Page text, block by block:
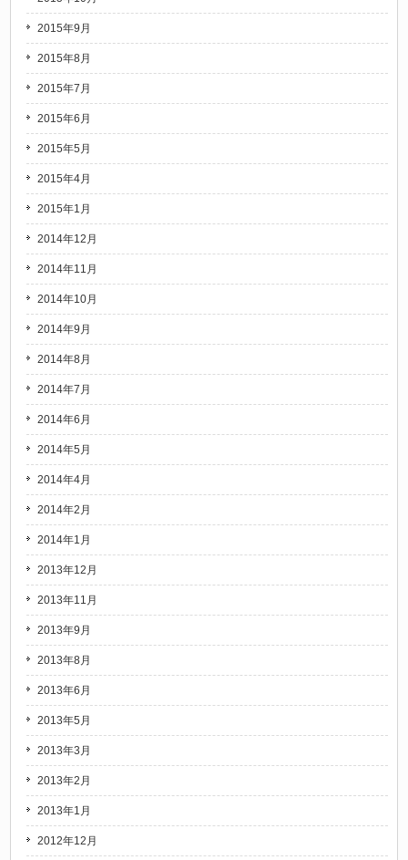
2015年9月
2015年8月
2015年7月
2015年6月
2015年5月
2015年4月
2015年1月
2014年12月
2014年11月
2014年10月
2014年9月
2014年8月
2014年7月
2014年6月
2014年5月
2014年4月
2014年2月
2014年1月
2013年12月
2013年11月
2013年9月
2013年8月
2013年6月
2013年5月
2013年3月
2013年2月
2013年1月
2012年12月